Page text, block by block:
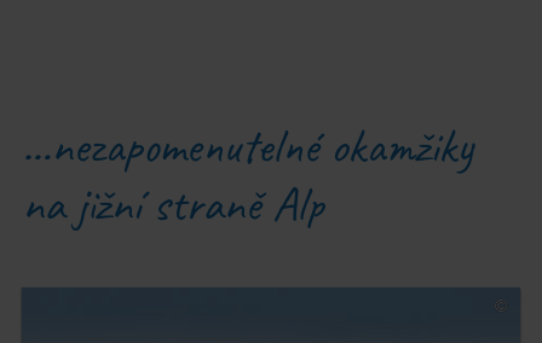
…nezapomenutelné okamžiky
na jižní straně Alp